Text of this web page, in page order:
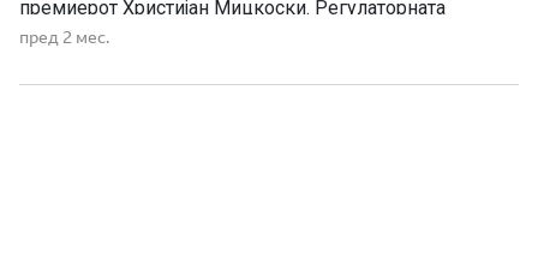
премиерот Христијан Мицкоски. Регулаторната
комисија за енергетика донесе одлука за намалување
одлука, цената на бензинот ЕУРОСУПЕР БС-95 се
пред 2 мес.